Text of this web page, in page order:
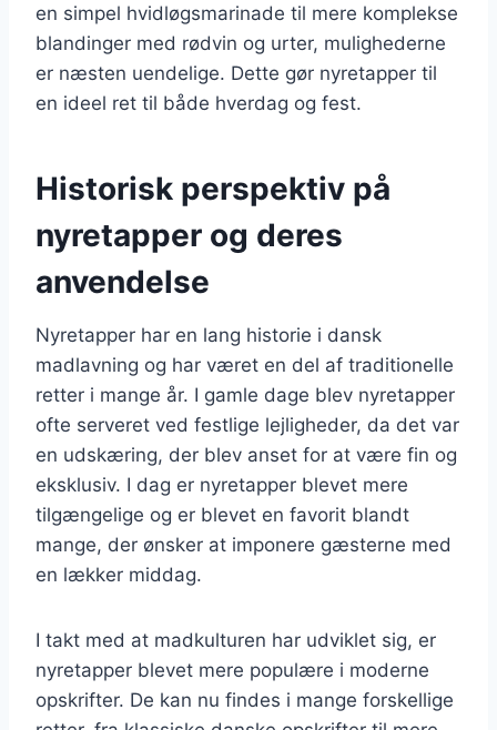
en simpel hvidløgsmarinade til mere komplekse
blandinger med rødvin og urter, mulighederne
er næsten uendelige. Dette gør nyretapper til
en ideel ret til både hverdag og fest.
Historisk perspektiv på
nyretapper og deres
anvendelse
Nyretapper har en lang historie i dansk
madlavning og har været en del af traditionelle
retter i mange år. I gamle dage blev nyretapper
ofte serveret ved festlige lejligheder, da det var
en udskæring, der blev anset for at være fin og
eksklusiv. I dag er nyretapper blevet mere
tilgængelige og er blevet en favorit blandt
mange, der ønsker at imponere gæsterne med
en lækker middag.
I takt med at madkulturen har udviklet sig, er
nyretapper blevet mere populære i moderne
opskrifter. De kan nu findes i mange forskellige